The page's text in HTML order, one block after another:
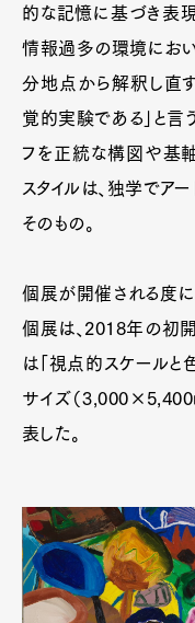
的な記憶に基づき表現
情報過多の環境におい
分地点から解釈し直す
覚的実験である」と言
フを正統な構図や基
スタイルは、独学でア
そのもの。
個展が開催される度に
個展は、2018年の初
は「視点的スケールと
サイズ（
表した。